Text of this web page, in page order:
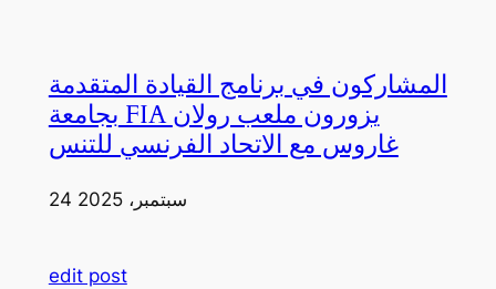
المشاركون في برنامج القيادة المتقدمة
بجامعة FIA يزورون ملعب رولان
غاروس مع الاتحاد الفرنسي للتنس
24 سبتمبر، 2025
edit post